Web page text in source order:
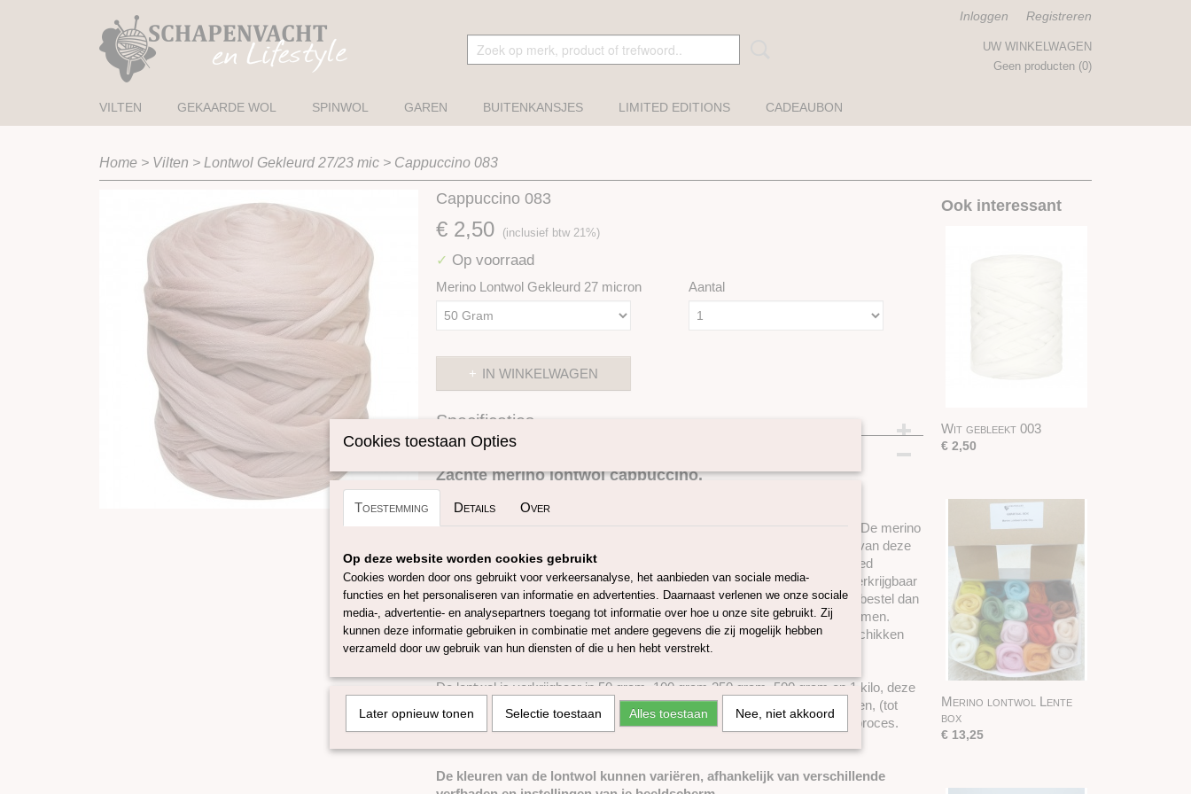
Inloggen Registreren
UW WINKELWAGEN
Geen producten (0)
VILTEN GEKAARDE WOL SPINWOL GAREN BUITENKANSJES LIMITED EDITIONS CADEAUBON
Home > Vilten > Lontwol Gekleurd 27/23 mic > Cappuccino 083
Cappuccino 083
€ 2,50 (inclusief btw 21%)
✓ Op voorraad
Merino Lontwol Gekleurd 27 micron Aantal
IN WINKELWAGEN
Specificaties
Productcode
Omschrijving
Zachte merino lontwol cappuccino.
Deze 100% merino lontwol komt/wordt vervaardigd en geverfd in Europa. De merino
wol is mulesing-vrij en heeft een micron van ongeveer 27, de vezellengte van deze
Europese lontwol is 55-65 mm. Met deze wol kan je onder andere heel goed
naaldvilten, natvilten, spinnen of weven. De 27 micron merino lontwol is verkrijgbaar
in ruim 50 verschillende kleuren. Wanneer je een groot project wilt maken bestel dan
genoeg om eventueel kleurverschil van verschillende verfbaden te voorkomen.
De kleurstoffen die worden gebruikt voor het verven van deze lontwol beschikken
over het kwaliteits- en veiligheidscertificaten conform EU-richtlijnen.
De lontwol is verkrijgbaar in 50 gram, 100 gram 250 gram, 500 gram en 1 kilo, deze
worden los geleverd maar bij wens kunnen wij de lontwol aan 1 stuk leveren, (tot
maximaal 4,5 kilo) je kunt dit aangeven bij opmerkingen tijdens het bestelproces.
De kleuren van de lontwol kunnen variëren, afhankelijk van verschillende
Ook interessant
Wit gebleekt 003
€ 2,50
Merino lontwol Lente
box
€ 13,25
Cookies toestaan Opties
Toestemming Details Over
Op deze website worden cookies gebruikt
Cookies worden door ons gebruikt voor verkeersanalyse, het aanbieden van sociale media-
functies en het personaliseren van informatie en advertenties. Daarnaast verlenen we onze sociale
media-, advertentie- en analysepartners toegang tot informatie over hoe u onze site gebruikt. Zij
kunnen deze informatie gebruiken in combinatie met andere gegevens die zij mogelijk hebben
verzameld door uw gebruik van hun diensten of die u hen hebt verstrekt.
Later opnieuw tonen Selectie toestaan Alles toestaan Nee, niet akkoord